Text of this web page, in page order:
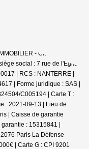
- Châtenay-
social : 7 rue de l'Église
| RCS : NANTERRE |
| Forme juridique : SAS |
C005194 | Carte T :
: 2021-09-13 | Lieu de
| Caisse de garantie
garantie : 15315841 |
Paris La Défense
| Carte G : CPI 9201